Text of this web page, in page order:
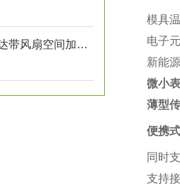
池田屋精品！东方马达带风扇空间加热器 HMA系列 100W型 参数介绍
模具
电子
新能
微小
薄型
便携
同时
支持